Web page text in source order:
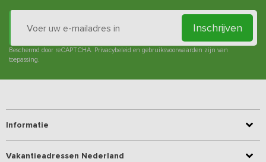
Inschrijven
Beschermd door reCAPTCHA. Privacybeleid en gebruiksvoorwaarden zijn van
toepassing.
Informatie
Vakantieadressen Nederland